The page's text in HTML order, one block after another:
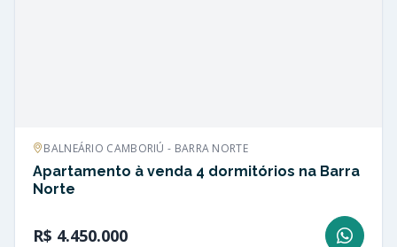
BALNEÁRIO CAMBORIÚ - BARRA NORTE
Apartamento à venda 4 dormitórios na Barra
Norte
R$ 4.450.000